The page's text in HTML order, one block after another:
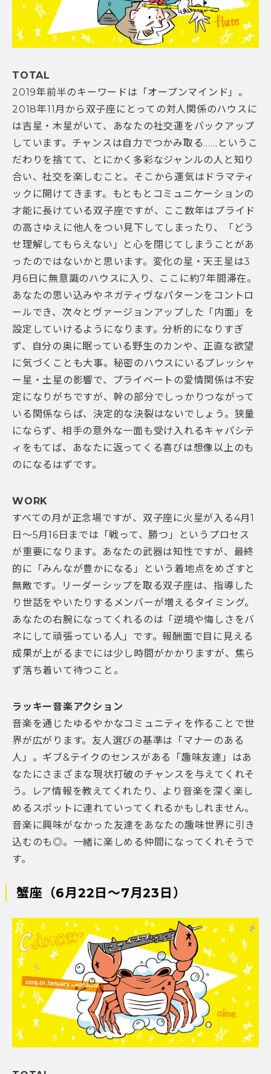
TOTAL
2019年前半のキーワードは「オープンマインド」。
2018年11月から双子座にとっての対人関係のハウスに
は吉星・木星がいて、あなたの社交運をバックアップ
しています。チャンスは自力でつかみ取る……というこ
だわりを捨てて、とにかく多彩なジャンルの人と知り
合い、社交を楽しむこと。そこから運気はドラマティ
ックに開けてきます。もともとコミュニケーションの
才能に長けている双子座ですが、ここ数年はプライド
の高さゆえに他人をつい見下してしまったり、「どう
せ理解してもらえない」と心を閉じてしまうことがあ
ったのではないかと思います。変化の星・天王星は3
月6日に無意識のハウスに入り、ここに約7年間滞在。
あなたの思い込みやネガティヴなパターンをコントロ
ールでき、次々とヴァージョンアップした「内面」を
設定していけるようになります。分析的になりすぎ
ず、自分の奥に眠っている野生のカンや、正直な欲望
に気づくことも大事。秘密のハウスにいるプレッシャ
ー星・土星の影響で、プライベートの愛情関係は不安
定になりがちですが、幹の部分でしっかりつながって
いる関係ならば、決定的な決裂はないでしょう。狭量
にならず、相手の意外な一面も受け入れるキャパシテ
ィをもてば、あなたに返ってくる喜びは想像以上のも
のになるはずです。
WORK
すべての月が正念場ですが、双子座に火星が入る4月1
日～5月16日までは「戦って、勝つ」というプロセス
が重要になります。あなたの武器は知性ですが、最終
的に「みんなが豊かになる」という着地点をめざすと
無敵です。リーダーシップを取る双子座は、指導した
り世話をやいたりするメンバーが増えるタイミング。
あなたの右腕になってくれるのは「逆境や悔しさをバ
ネにして頑張っている人」です。報酬面で目に見える
成果が上がるまでには少し時間がかかりますが、焦ら
ず落ち着いて待つこと。
ラッキー音楽アクション
音楽を通じたゆるやかなコミュニティを作ることで世
界が広がります。友人選びの基準は「マナーのある
人」。ギブ&テイクのセンスがある「趣味友達」はあ
なたにさまざまな現状打破のチャンスを与えてくれそ
う。レア情報を教えてくれたり、より音楽を深く楽し
めるスポットに連れていってくれるかもしれません。
音楽に興味がなかった友達をあなたの趣味世界に引き
込むのも◎。一緒に楽しめる仲間になってくれそうで
す。
蟹座（6月22日～7月23日）